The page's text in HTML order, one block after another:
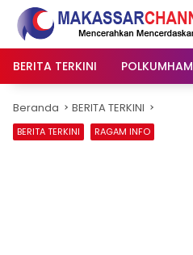
Langsung
konten
BERITA TERKINI
POLKUMHAM
Beranda BERITA TERKINI
BERITA TERKINI RAGAM INFO